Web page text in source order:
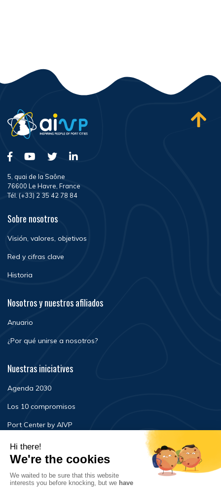
5, quai de la Saône
76600 Le Havre, France
Tél. (+33) 2 35 42 78 84
Sobre nosotros
Visión, valores, objetivos
Red y cifras clave
Historia
Nosotros y nuestros afiliados
Anuario
¿Por qué unirse a nosotros?
Nuestras iniciatives
Agenda 2030
Los 10 compromisos
Port Center by AIVP
Noticias
Eventos